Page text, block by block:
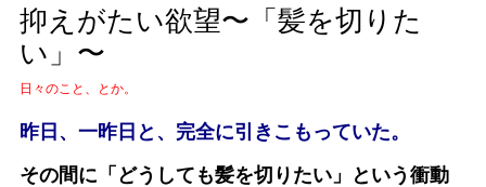
抑えがたい欲望〜「髪を切りた
い」〜
日々のこと、とか。
昨日、一昨日と、完全に引きこもっていた。
その間に「どうしても髪を切りたい」という衝動